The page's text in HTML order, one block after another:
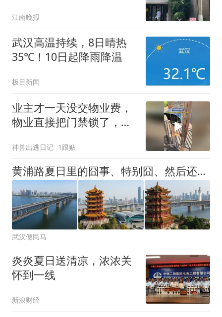
江南晚报
武汉高温持续，8日晴热
35℃！10日起降雨降温
极目新闻
业主才一天没交物业费，
物业直接把门禁锁了，网
不等于你不能回
家！！！！
神兽出逃日记 1跟贴
黄浦路夏日里的囧事、特别囧、然后还有点温情
武汉便民马
炎炎夏日送清凉，浓浓关
怀到一线
新浪财经